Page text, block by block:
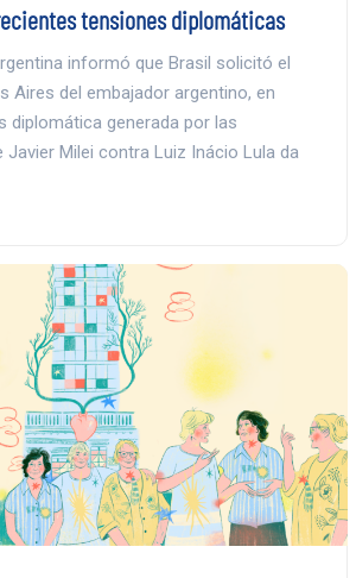
tensiones diplomáticas
informó que Brasil solicitó el
Aires del embajador argentino, en
diplomática generada por las
Javier Milei contra Luiz Inácio Lula da